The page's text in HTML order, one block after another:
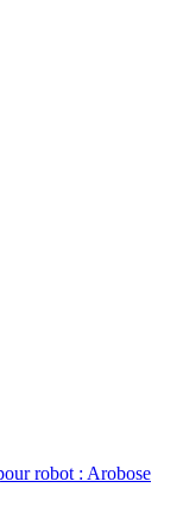
robot : Arobose